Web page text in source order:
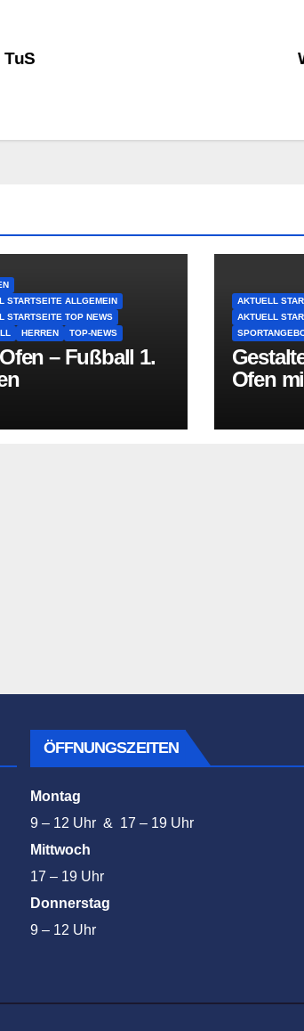
STARTSEITE ALLGEMEIN
STARTSEITE TOP NEWS
HERREN TOP-NEWS
– Fußball 1.
AKTUELL
AKTUELL
Ofen
ÖFFNUNGSZEITEN
Montag
9 – 12 Uhr & 17 – 19 Uhr
Mittwoch
17 – 19 Uhr
Donnerstag
9 – 12 Uhr